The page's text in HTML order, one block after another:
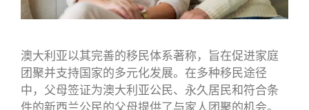
澳大利亚以其完善的移民体系著称，旨在促进家庭
团聚并支持国家的多元化发展。在多种移民途径
中，父母签证为澳大利亚公民、永久居民和符合条
件的新西兰公民的父母提供了与家人团聚的机会。